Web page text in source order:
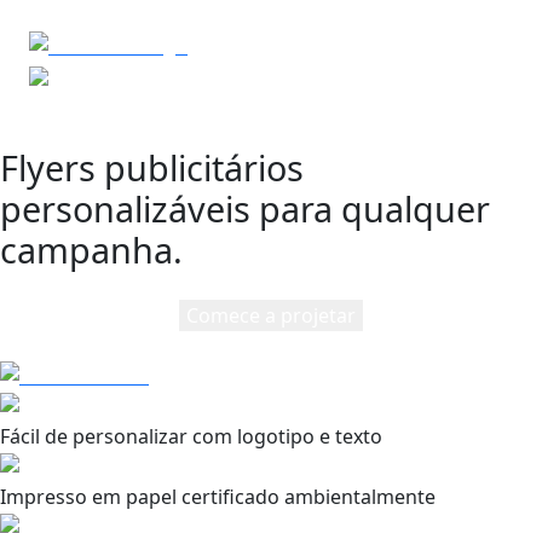
Flyers publicitários
personalizáveis para qualquer
campanha.
Fácil de personalizar com logotipo e texto
Impresso em papel certificado ambientalmente